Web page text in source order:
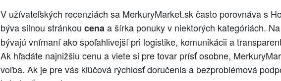
V užívateľských recenziách sa MerkuryMarket.sk často porovnáva s
býva silnou stránkou cenaa šírka ponuky v niektorých kategóriách.
bývajú vnímaní ako spoľahlivejší pri logistike, komunikácii a
Ak hľadáte najnižšiu cenu a viete si pre tovar prísť osobne,
voľba. Ak je pre vás kľúčová rýchlosť doručenia a bezproblémová